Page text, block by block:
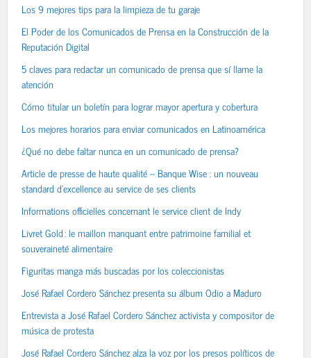
Los 9 mejores tips para la limpieza de tu garaje
El Poder de los Comunicados de Prensa en la Construcción de la
Reputación Digital
5 claves para redactar un comunicado de prensa que sí llame la
atención
Cómo titular un boletín para lograr mayor apertura y cobertura
Los mejores horarios para enviar comunicados en Latinoamérica
¿Qué no debe faltar nunca en un comunicado de prensa?
Article de presse de haute qualité – Banque Wise : un nouveau
standard d’excellence au service de ses clients
Informations officielles concernant le service client de Indy
Livret Gold : le maillon manquant entre patrimoine familial et
souveraineté alimentaire
Figuritas manga más buscadas por los coleccionistas
José Rafael Cordero Sánchez presenta su álbum Odio a Maduro
Entrevista a José Rafael Cordero Sánchez activista y compositor de
música de protesta
José Rafael Cordero Sánchez alza la voz por los presos políticos de